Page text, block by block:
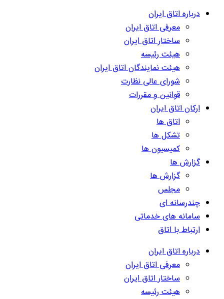
درباره اتاق ایران
معرفی اتاق ایران
ساختار اتاق ایران
هیئت رئیسه
هیئت نمایندگان اتاق ایران
شورای عالی نظارت
قوانین و مقررات
ارکان اتاق ایران
اتاق ها
تشکل ها
کمیسیون ها
گزارش ها
گزارش ها
مجلس
چندرسانه ای
سامانه های خدماتی
ارتباط با اتاق
درباره اتاق ایران
معرفی اتاق ایران
ساختار اتاق ایران
هیئت رئیسه